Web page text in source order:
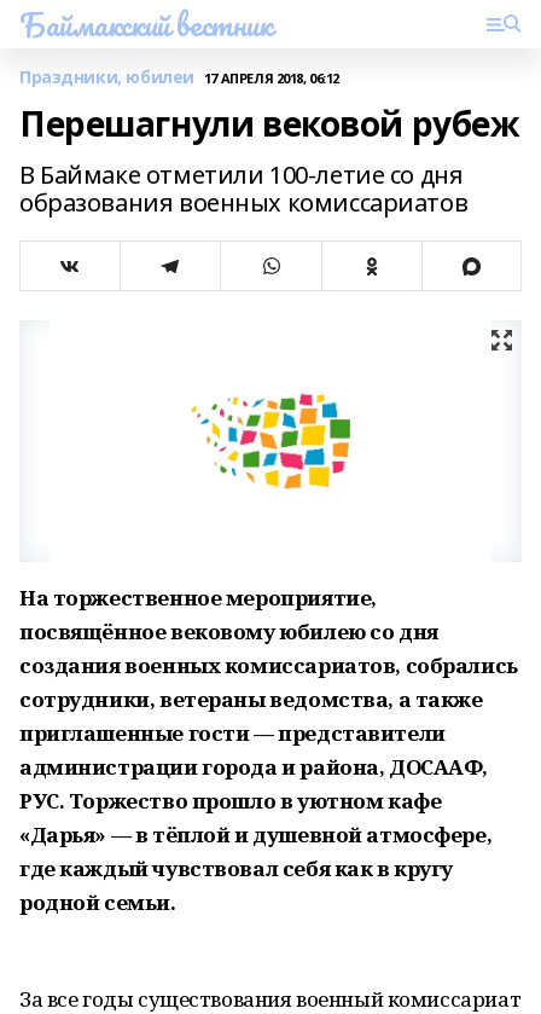
Баймакский вестник
Праздники, юбилеи 17 АПРЕЛЯ 2018, 06:12
Перешагнули вековой рубеж
В Баймаке отметили 100-летие со дня
образования военных комиссариатов
На торжественное мероприятие,
посвящённое вековому юбилею со дня
создания военных комиссариатов, собрались
сотрудники, ветераны ведомства, а также
приглашенные гости — представители
администрации города и района, ДОСААФ,
РУС. Торжество прошло в уютном кафе
«Дарья» — в тёплой и душевной атмосфере,
где каждый чувствовал себя как в кругу
родной семьи.
За все годы существования военный комиссариат